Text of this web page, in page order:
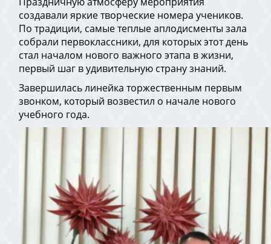
создавали яркие творческие номера учеников.
По традиции, самые теплые аплодисменты зала
собрали первоклассники, для которых этот день
стал началом нового важного этапа в жизни,
первый шаг в удивительную страну знаний.
Завершилась линейка торжественным первым
звонком, который возвестил о начале нового
учебного года.